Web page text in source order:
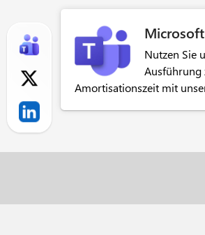
Nutzen Sie
Ausführung
Amortisationszeit mit